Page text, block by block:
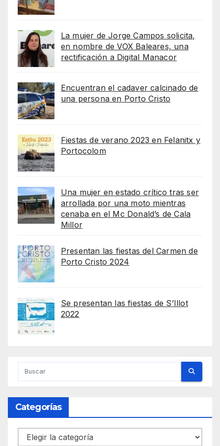
La mujer de Jorge Campos solicita,
en nombre de VOX Baleares, una
rectificación a Digital Manacor
Encuentran el cadaver calcinado de
una persona en Porto Cristo
Fiestas de verano 2023 en Felanitx y
Portocolom
Una mujer en estado crítico tras ser
arrollada por una moto mientras
cenaba en el Mc Donald’s de Cala
Millor
Presentan las fiestas del Carmen de
Porto Cristo 2024
Se presentan las fiestas de S’Illot
2022
Categorías
Categorías